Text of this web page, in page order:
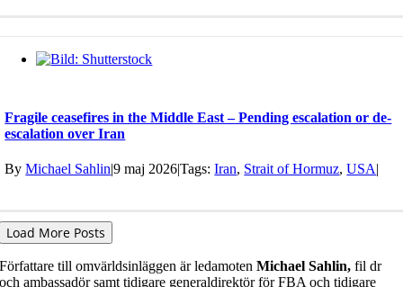
Fragile ceasefires in the Middle East – Pending escalation or de-
escalation over Iran
ByMichael Sahlin|9 maj 2026|Tags:Iran, Strait of Hormuz,USA|
Load More Posts
Författare till omvärldsinläggen är ledamotenMichael Sahlin, fil dr
och ambassadör samt tidigare general­direktör för FBA och tidigare